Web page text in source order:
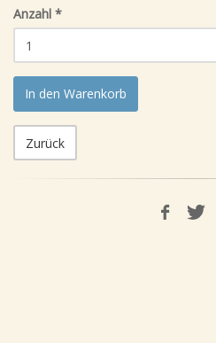
Anzahl *
In den Warenkorb
Zurück